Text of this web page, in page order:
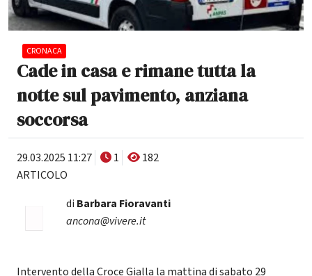
CRONACA
Cade in casa e rimane tutta la
notte sul pavimento, anziana
soccorsa
29.03.2025 11:27 1
182
ARTICOLO
di Barbara Fioravanti
ancona@vivere.it
Intervento della Croce Gialla la mattina di sabato 29